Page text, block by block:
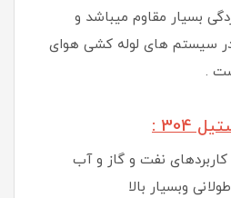
بسیار مقاوم میباشد و
در سیستم های لوله کشی هوای
.
304 :
وبسیار بالا